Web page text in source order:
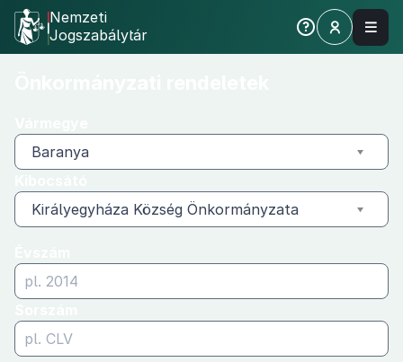
Nemzeti
Jogszabálytár
Baranya
Királyegyháza Község Önkormányzata